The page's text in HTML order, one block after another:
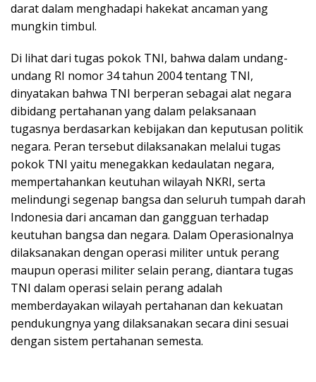
darat dalam menghadapi hakekat ancaman yang
mungkin timbul.
Di lihat dari tugas pokok TNI, bahwa dalam undang-
undang RI nomor 34 tahun 2004 tentang TNI,
dinyatakan bahwa TNI berperan sebagai alat negara
dibidang pertahanan yang dalam pelaksanaan
tugasnya berdasarkan kebijakan dan keputusan politik
negara. Peran tersebut dilaksanakan melalui tugas
pokok TNI yaitu menegakkan kedaulatan negara,
mempertahankan keutuhan wilayah NKRI, serta
melindungi segenap bangsa dan seluruh tumpah darah
Indonesia dari ancaman dan gangguan terhadap
keutuhan bangsa dan negara. Dalam Operasionalnya
dilaksanakan dengan operasi militer untuk perang
maupun operasi militer selain perang, diantara tugas
TNI dalam operasi selain perang adalah
memberdayakan wilayah pertahanan dan kekuatan
pendukungnya yang dilaksanakan secara dini sesuai
dengan sistem pertahanan semesta.